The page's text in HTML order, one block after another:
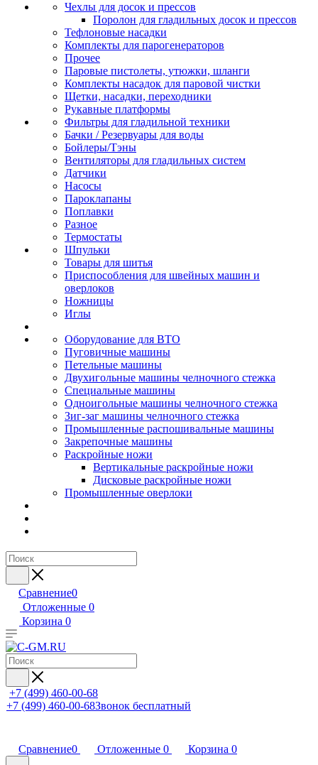
Чехлы для досок и прессов
Поролон для гладильных досок и прессов
Тефлоновые насадки
Комплекты для парогенераторов
Прочее
Паровые пистолеты, утюжки, шланги
Комплекты насадок для паровой чистки
Щетки, насадки, переходники
Рукавные платформы
Фильтры для гладильной техники
Бачки / Резервуары для воды
Бойлеры/Тэны
Вентиляторы для гладильных систем
Датчики
Насосы
Пароклапаны
Поплавки
Разное
Термостаты
Шпульки
Товары для шитья
Приспособления для швейных машин и
оверлоков
Ножницы
Иглы
Оборудование для ВТО
Пуговичные машины
Петельные машины
Двухигольные машины челночного стежка
Специальные машины
Одноигольные машины челночного стежка
Зиг-заг машины челночного стежка
Промышленные распошивальные машины
Закрепочные машины
Раскройные ножи
Вертикальные раскройные ножи
Дисковые раскройные ножи
Промышленные оверлоки
Сравнение0
Отложенные 0
Корзина 0
+7 (499) 460-00-68
+7 (499) 460-00-68Звонок бесплатный
Сравнение0 Отложенные 0 Корзина 0